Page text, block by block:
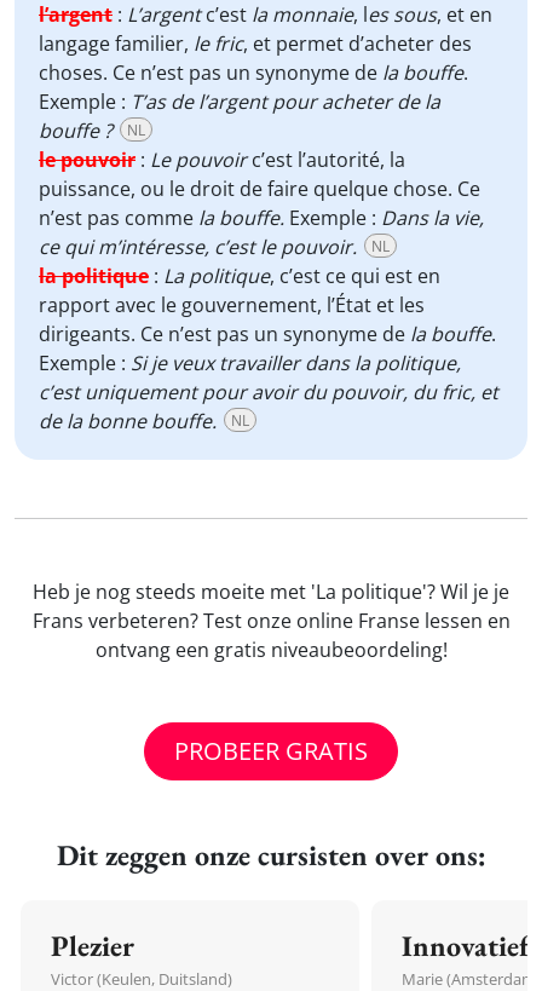
l’argent : L’argentc’est la monnaie, les sous, et en
langage familier, le fric, et permet d’acheter des
choses. Ce n’est pas un synonyme de la bouffe.
Exemple : T’as de l’argent pour acheter de la
bouffe ?
NL
le pouvoir : Le pouvoirc’est l’autorité, la
puissance, ou le droit de faire quelque chose. Ce
n’est pas comme la bouffe. Exemple : Dans la vie,
ce qui m’intéresse, c’est le pouvoir.
NL
la politique : La politique, c’est ce qui est en
rapport avec le gouvernement, l’État et les
dirigeants. Ce n’est pas un synonyme de la bouffe.
Exemple : Si je veux travailler dans la politique,
c’est uniquement pour avoir du pouvoir, du fric, et
de la bonne bouffe.
NL
Heb je nog steeds moeite met 'La politique'? Wil je je
Frans verbeteren? Test onze online Franse lessen en
ontvang een gratis niveaubeoordeling!
PROBEER GRATIS
Dit zeggen onze cursisten over ons:
Plezier
Victor (Keulen, Duitsland)
Innovatief
Marie